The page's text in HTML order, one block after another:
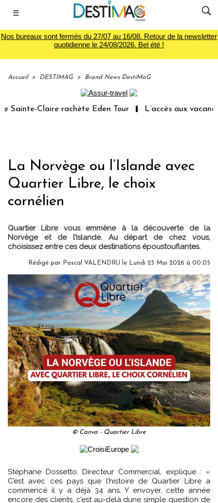
☰
Nos bureaux sont fermés du 27/07 au 16/08. Retour de la newsletter
quotidienne le 24/08/2026. Bel été !
Accueil > DESTIMAG > Brand News DestiMaG
Claire rachète Eden Tour L’accès aux vacances
La Norvège ou l’Islande avec
Quartier Libre, le choix
cornélien
Quartier Libre vous emmène à la découverte de la
Norvège et de l’Islande. Au départ de chez vous,
choisissez entre ces deux destinations époustouflantes.
Rédigé par Pascal VALENDRU le Lundi 25 Mai 2026 à 00:05
© Canva - Quartier Libre
Stéphane Dossetto, Directeur Commercial, explique : «
C’est avec ces pays que l’histoire de Quartier Libre a
commencé il y a déjà 34 ans. Y envoyer, cette année
encore des clients, c’est au-delà dune simple question de